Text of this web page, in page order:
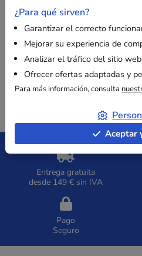
VER NUESTRA VARIEDAD
Entrega gratuita
desde 149 € sin IVA
Pago
Seguro
¿Para qué sirven?
Garantizar el correcto
Mejorar su experiencia de
Analizar el tráfico del sitio web
Ofrecer ofertas adaptadas y
Para más información, consulta
Aceptar